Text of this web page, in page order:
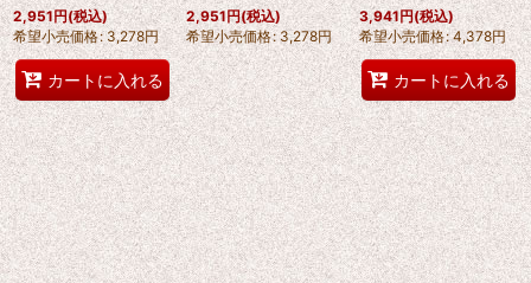
2,951円(税込)
希望小売価格: 3,278円
カートに入れる
2,951円(税込)
希望小売価格: 3,278円
3,941円(税込)
希望小売価格: 4,378円
カートに入れる